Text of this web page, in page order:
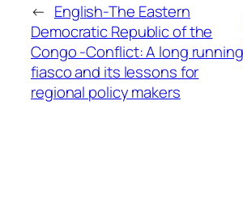
← English-The Eastern
Democratic Republic of the
Congo -Conflict: A long running
fiasco and its lessons for
regional policy makers